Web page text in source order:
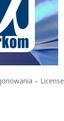
– License